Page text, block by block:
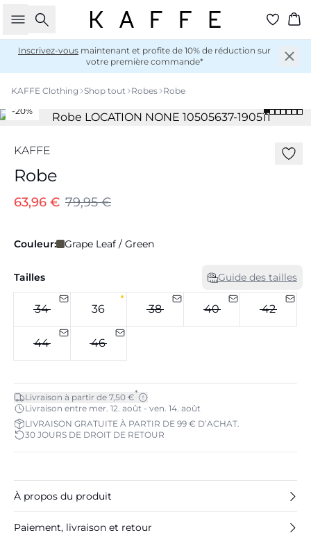
Rechercher
Inscrivez-vous maintenant et profite de 10% de réduction sur
votre première commande*
KAFFE Clothing Shop tout Robes Robe
-20%
KAFFE
Robe
63,96 € 79,95 €
Couleur: Grape Leaf / Green
Tailles Guide des tailles
34 36 38 40 42
44 46
Livraison à partir de 7,50 €*
Livraison entre mer. 12. août - ven. 14. août
LIVRAISON GRATUITE À PARTIR DE 99 € D’ACHAT.
30 JOURS DE DROIT DE RETOUR
À propos du produit
Paiement, livraison et retour